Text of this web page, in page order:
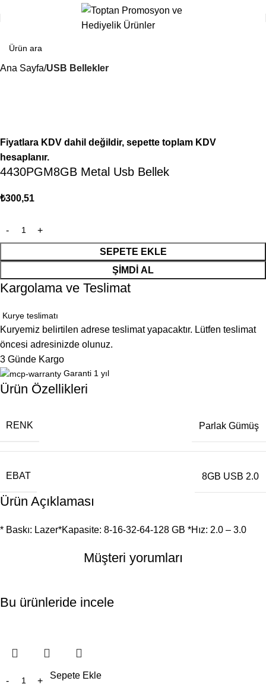
Ana Sayfa USB Bellekler
Fiyatlara KDV dahil değildir, sepette toplam KDV
hesaplanır.
4430PGM8GB Metal Usb Bellek
₺300,51
SEPETE EKLE
ŞIMDI AL
Kargolama ve Teslimat
Kurye teslimatı
Kuryemiz belirtilen adrese teslimat yapacaktır. Lütfen teslimat
öncesi adresinizde olunuz.
3 Günde Kargo
Garanti 1 yıl
Ürün Özellikleri
RENK Parlak Gümüş
EBAT 8GB USB 2.0
Ürün Açıklaması
* Baskı: Lazer*Kapasite: 8-16-32-64-128 GB *Hız: 2.0 – 3.0
Müşteri yorumları
Bu ürünleride incele
Sepete Ekle